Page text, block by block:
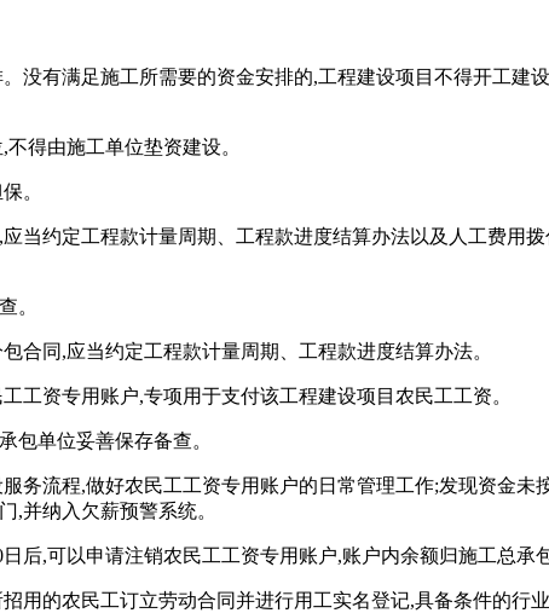
没有满足施工所需要的资金安排的,工程建设项目不得开工建
得由施工单位垫资建设。
。
当约定工程款计量周期、工程款进度结算办法以及人工费用
。
合同,应当约定工程款计量周期、工程款进度结算办法。
工资专用账户,专项用于支付该工程建设项目农民工工资。
包单位妥善保存备查。
务流程,做好农民工工资专用账户的日常管理工作;发现资金
,并纳入欠薪预警系统。
后,可以申请注销农民工工资专用账户,账户内余额归施工总承
用的农民工订立劳动合同并进行用工实名登记,具备条件的行